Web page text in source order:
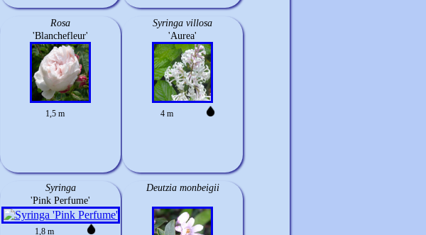
Rosa
'Blanchefleur'
1,5 m
Syringa villosa
'Aurea'
4 m
Syringa
'Pink Perfume'
1,8 m
Deutzia monbeigii